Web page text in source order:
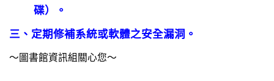
碟）。
三、定期修補系統或軟體之安全漏洞。
～圖書館資訊組關心您～